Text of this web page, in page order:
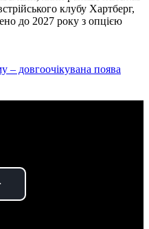
клубу Хартберг,
до 2027 року з опцією
– довгоочікувана поява